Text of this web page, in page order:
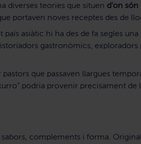
diverses teories que situen d'on són
portaven noves receptes des de
país asiàtic hi ha des de fa segles
gastronòmics,
pastors que passaven llargues
podria provenir precisament de
complements i forma.